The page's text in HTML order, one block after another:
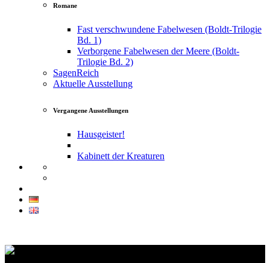
Romane
Fast verschwundene Fabelwesen (Boldt-Trilogie
Bd. 1)
Verborgene Fabelwesen der Meere (Boldt-
Trilogie Bd. 2)
SagenReich
Aktuelle Ausstellung
Vergangene Ausstellungen
Hausgeister!
Kabinett der Kreaturen